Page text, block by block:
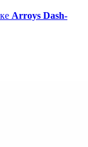
Arroys Dash-